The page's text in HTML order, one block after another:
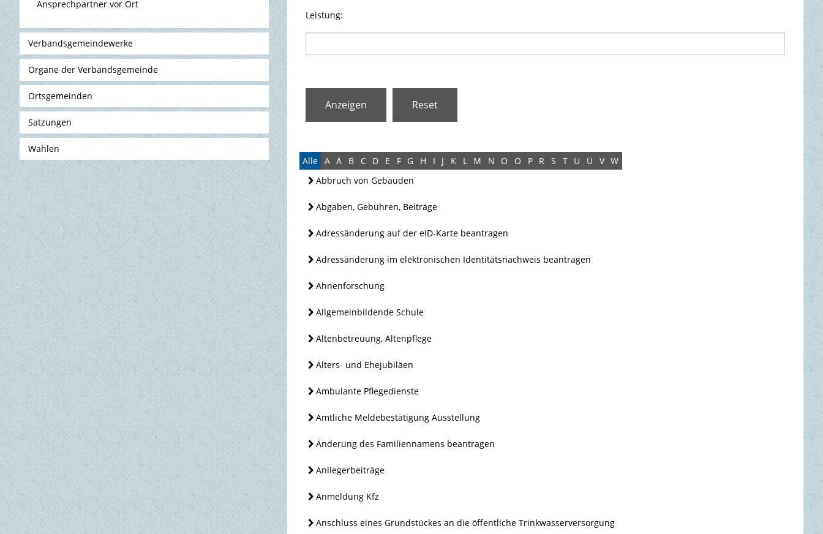
Leistung:
Alle A Ä B C D E F G H I J K L M N O Ö P R S T U Ü V W
Abbruch von Gebäuden
Abgaben, Gebühren, Beiträge
Adressänderung auf der eID-Karte beantragen
Adressänderung im elektronischen Identitätsnachweis beantragen
Ahnenforschung
Allgemeinbildende Schule
Altenbetreuung, Altenpflege
Alters- und Ehejubiläen
Ambulante Pflegedienste
Amtliche Meldebestätigung Ausstellung
Änderung des Familiennamens beantragen
Anliegerbeiträge
Anmeldung Kfz
Anschluss eines Grundstückes an die öffentliche Trinkwasserversorgung
Ansprechpartner vor Ort
Verbandsgemeindewerke
Organe der Verbandsgemeinde
Ortsgemeinden
Satzungen
Wahlen